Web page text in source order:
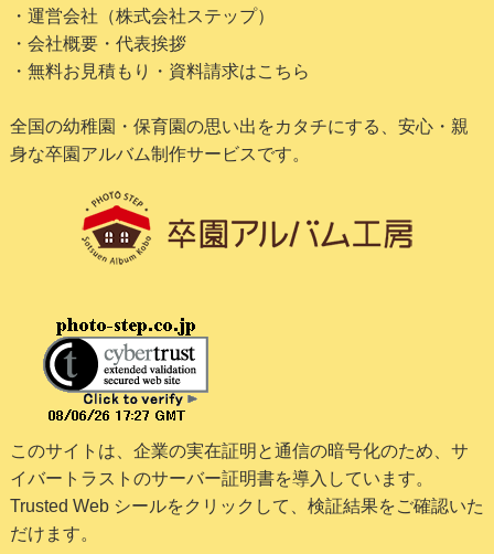
・運営会社（株式会社ステップ）
・会社概要・代表挨拶
・無料お見積もり・資料請求はこちら
全国の幼稚園・保育園の思い出をカタチにする、安心・親
身な卒園アルバム制作サービスです。
このサイトは、企業の実在証明と通信の暗号化のため、サ
イバートラストのサーバー証明書を導入しています。
Trusted Web シールをクリックして、検証結果をご確認いた
だけます。